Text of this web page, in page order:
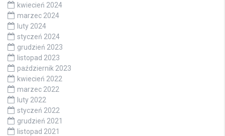
kwiecień 2024
marzec 2024
luty 2024
styczeń 2024
grudzień 2023
listopad 2023
październik 2023
kwiecień 2022
marzec 2022
luty 2022
styczeń 2022
grudzień 2021
listopad 2021